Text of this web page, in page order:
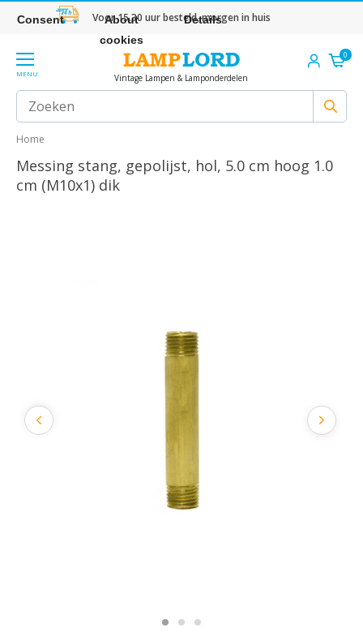
Voor 15.30 uur besteld, morgen in huis
MENU Vintage Lampen & Lamponderdelen
0
Home
Messing stang, gepolijst, hol, 5.0 cm hoog 1.0
cm (M10x1) dik
Consent
About
cookies
Details